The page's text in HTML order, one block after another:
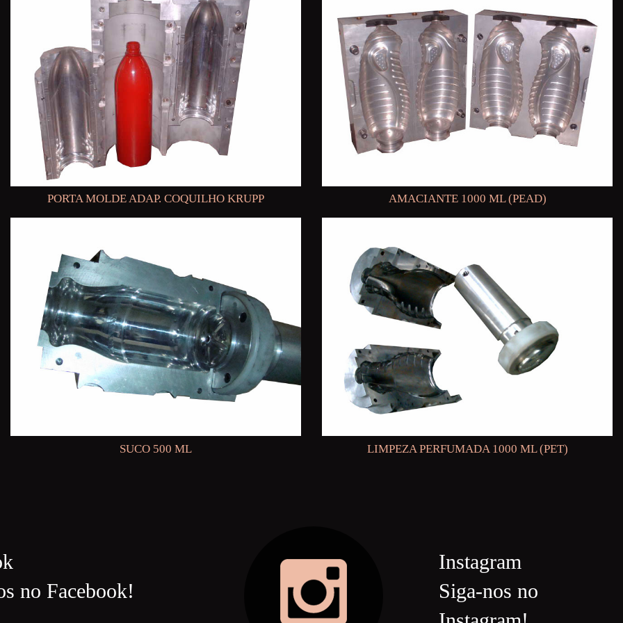
PORTA MOLDE ADAP. COQUILHO KRUPP AMACIANTE 1000 ML (PEAD)
SUCO 500 ML LIMPEZA PERFUMADA 1000 ML (PET)
no Facebook!
Instagram
Siga-nos no